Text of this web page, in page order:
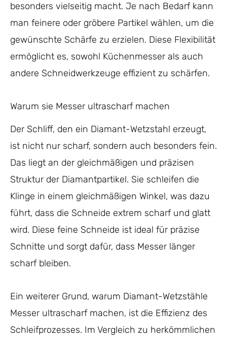
besonders vielseitig macht. Je nach Bedarf kann
man feinere oder gröbere Partikel wählen, um die
gewünschte Schärfe zu erzielen. Diese Flexibilität
ermöglicht es, sowohl Küchenmesser als auch
andere Schneidwerkzeuge effizient zu schärfen.
Warum sie Messer ultrascharf machen
Der Schliff, den ein Diamant-Wetzstahl erzeugt,
ist nicht nur scharf, sondern auch besonders fein.
Das liegt an der gleichmäßigen und präzisen
Struktur der Diamantpartikel. Sie schleifen die
Klinge in einem gleichmäßigen Winkel, was dazu
führt, dass die Schneide extrem scharf und glatt
wird. Diese feine Schneide ist ideal für präzise
Schnitte und sorgt dafür, dass Messer länger
scharf bleiben.
Ein weiterer Grund, warum Diamant-Wetzstähle
Messer ultrascharf machen, ist die Effizienz des
Schleifprozesses. Im Vergleich zu herkömmlichen